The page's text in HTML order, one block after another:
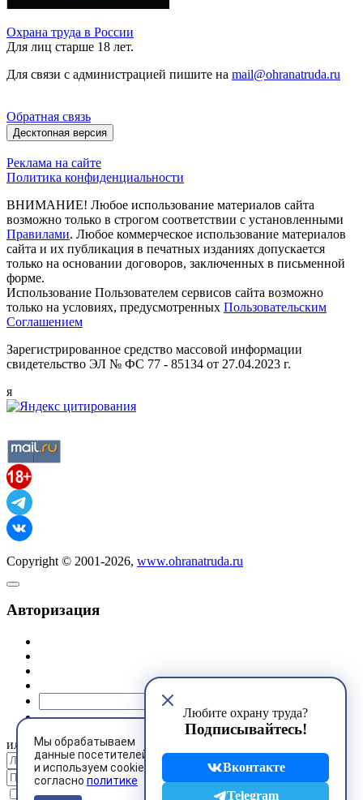
Мы обрабатываем
данные посетителей
и используем cookies
согласно политике
Любите охрану труда?
Подписывайтесь!
Вконтакте
Telegram
Охрана труда в России
Для лиц старше 18 лет.
Для связи с администрацией пишите на mail@ohranatruda.ru
Обратная связь
Десктопная версия
Реклама на сайте
Политика конфиденциальности
ВНИМАНИЕ! Любое использование материалов сайта
возможно только в строгом соответствии с установленными
Правилами. Любое коммерческое использование материалов
сайта и их публикация в печатных изданиях допускается
только на основании договоров, заключенных в письменной
форме.
Использование Пользователем сервисов сайта возможно
только на условиях, предусмотренных Пользовательским
Соглашением
Зарегистрированное средство массовой информации
свидетельство ЭЛ № ФС 77 - 85134 от 27.04.2023 г.
я
Copyright © 2001-2026, www.ohranatruda.ru
Авторизация
или
Запомнить меня